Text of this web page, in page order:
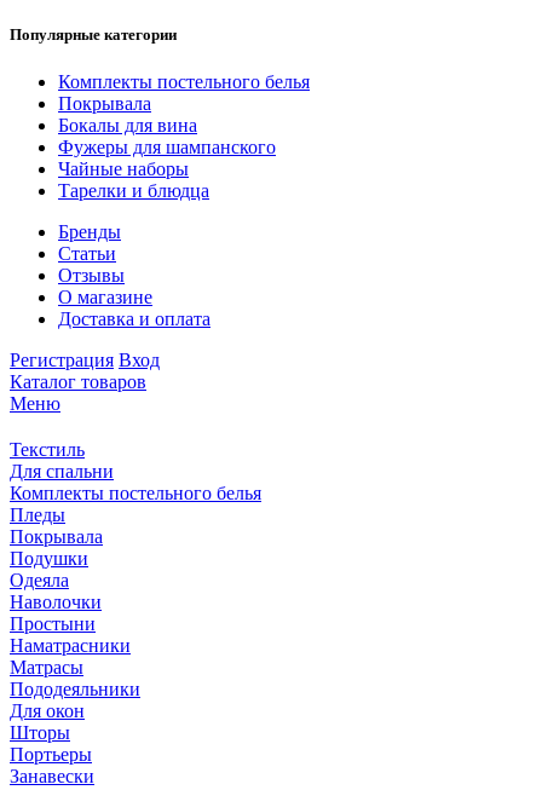
Популярные категории
Комплекты постельного белья
Покрывала
Бокалы для вина
Фужеры для шампанского
Чайные наборы
Тарелки и блюдца
Бренды
Статьи
Отзывы
О магазине
Доставка и оплата
Регистрация Вход
Каталог товаров
Меню
Текстиль
Для спальни
Комплекты постельного белья
Пледы
Покрывала
Подушки
Одеяла
Наволочки
Простыни
Наматрасники
Матрасы
Пододеяльники
Для окон
Шторы
Портьеры
Занавески